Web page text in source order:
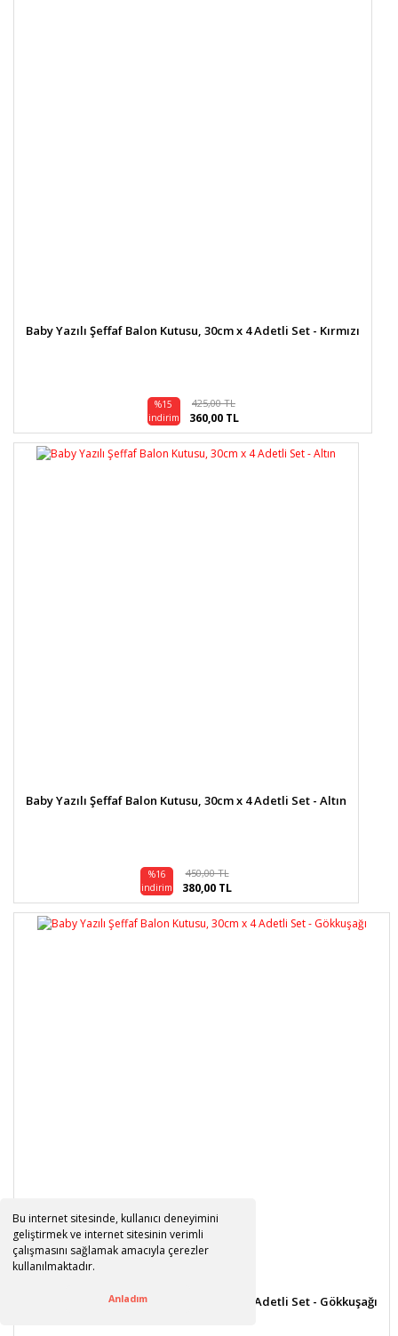
Bu internet sitesinde, kullanıcı deneyimini
geliştirmek ve internet sitesinin verimli
çalışmasını sağlamak amacıyla çerezler
kullanılmaktadır.
Anladım
Baby Yazılı Şeffaf Balon Kutusu, 30cm x 4 Adetli Set - Kırmızı
%15
indirim
425,00 TL
360,00 TL
Baby Yazılı Şeffaf Balon Kutusu, 30cm x 4 Adetli Set - Altın
%16
indirim
450,00 TL
380,00 TL
Baby Yazılı Şeffaf Balon Kutusu, 30cm x 4 Adetli Set - Gökkuşağı